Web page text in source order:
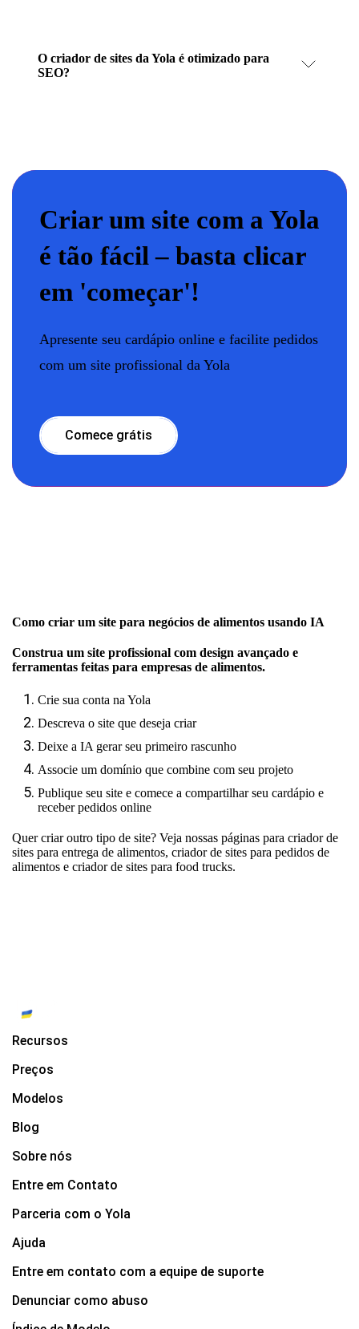
O criador de sites da Yola é otimizado para
SEO?
Criar um site com a Yola
é tão fácil – basta clicar
em 'começar'!
Apresente seu cardápio online e facilite pedidos
com um site profissional da Yola
Comece grátis
Como criar um site para negócios de alimentos usando IA
Construa um site profissional com design avançado e
ferramentas feitas para empresas de alimentos.
Crie sua conta na Yola
Descreva o site que deseja criar
Deixe a IA gerar seu primeiro rascunho
Associe um domínio que combine com seu projeto
Publique seu site e comece a compartilhar seu cardápio e
receber pedidos online
Quer criar outro tipo de site? Veja nossas páginas para criador de
sites para entrega de alimentos, criador de sites para pedidos de
alimentos e criador de sites para food trucks.
Recursos
Preços
Modelos
Blog
Sobre nós
Entre em Contato
Parceria com o Yola
Ajuda
Entre em contato com a equipe de suporte
Denunciar como abuso